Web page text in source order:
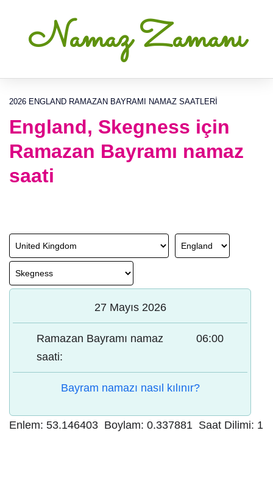
Namaz Zamanı
2026 ENGLAND RAMAZAN BAYRAMI NAMAZ SAATLERI
England, Skegness için
Ramazan Bayramı namaz
saati
27 Mayıs 2026
Ramazan Bayramı namaz
saati:
06:00
Bayram namazı nasıl kılınır?
Enlem: 53.146403 Boylam: 0.337881 Saat Dilimi: 1